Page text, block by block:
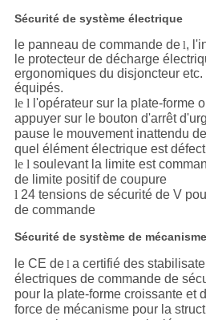
Sécurité de système électrique
le panneau de commande de l,
le protecteur de décharge
ergonomiques du disjoncteur
équipés.
le l l'opérateur sur la plate-forme
appuyer sur le bouton d'arrêt
pause le mouvement inattendu
quel élément électrique est
le l soulevant la limite est
de limite positif de coupure
l 24 tensions de sécurité de V
de commande
Sécurité de système de mécanisme
le CE de l a certifié des
électriques de commande de
pour la plate-forme croissante et
force de mécanisme pour la